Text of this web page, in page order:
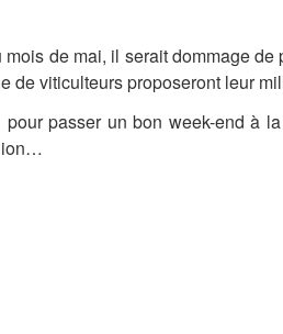
de mai, il serait dommage
de viticulteurs proposeront leur
passer un bon week-end à